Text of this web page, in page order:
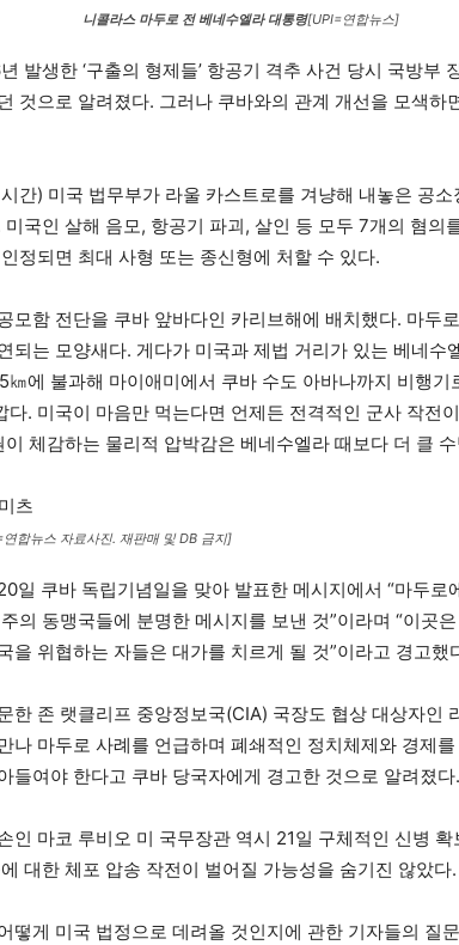
니콜라스 마두로 전 베네수엘라 대통령[UPI=연합뉴스]
발생한 ‘구출의 형제들’ 항공기 격추 사건 당시 국방부
것으로 알려졌다. 그러나 쿠바와의 관계 개선을 모색하
간) 미국 법무부가 라울 카스트로를 겨냥해 내놓은 공
미국인 살해 음모, 항공기 파괴, 살인 등 모두 7개의 혐의
정되면 최대 사형 또는 종신형에 처할 수 있다.
모함 전단을 쿠바 앞바다인 카리브해에 배치했다. 마두
되는 모양새다. 게다가 미국과 제법 거리가 있는 베네수
㎞에 불과해 마이애미에서 쿠바 수도 아바나까지 비행기
다. 미국이 마음만 먹는다면 언제든 전격적인 군사 작전
체감하는 물리적 압박감은 베네수엘라 때보다 더 클
연합뉴스 자료사진. 재판매 및 DB 금지]
일 쿠바 독립기념일을 맞아 발표한 메시지에서 “마두로
의 동맹국들에 분명한 메시지를 보낸 것”이라며 “이곳
을 위협하는 자들은 대가를 치르게 될 것”이라고 경고했
한 존 랫클리프 중앙정보국(CIA) 국장도 협상 대상자인
나 마두로 사례를 언급하며 폐쇄적인 정치체제와 경제
들여야 한다고 쿠바 당국자에게 경고한 것으로 알려졌다.
인 마코 루비오 미 국무장관 역시 21일 구체적인 신병
대한 체포 압송 작전이 벌어질 가능성을 숨기진 않았다.
떻게 미국 법정으로 데려올 것인지에 관한 기자들의 질